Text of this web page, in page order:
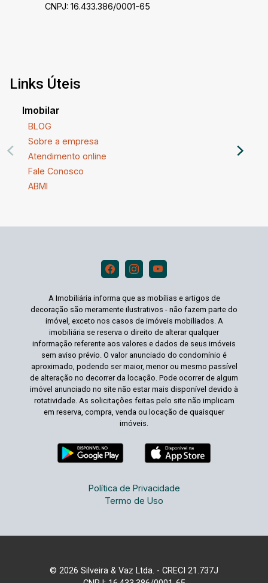
CNPJ: 16.433.386/0001-65
Links Úteis
Imobilar
BLOG
Sobre a empresa
Atendimento online
Fale Conosco
ABMI
A Imobiliária informa que as mobílias e artigos de
decoração são meramente ilustrativos - não fazem parte do
imóvel, exceto nos casos de imóveis mobiliados. A
imobiliária se reserva o direito de alterar qualquer
informação referente aos valores e dados de seus imóveis
sem aviso prévio. O valor anunciado do condomínio é
aproximado, podendo ser maior, menor ou mesmo passível
de alteração no decorrer da locação. Pode ocorrer de algum
imóvel anunciado no site não estar mais disponível devido à
rotatividade. As solicitações feitas pelo site não implicam
em reserva, compra, venda ou locação de quaisquer
imóveis.
Política de Privacidade
Termo de Uso
© 2026 Silveira & Vaz Ltda. - CRECI 21.737J